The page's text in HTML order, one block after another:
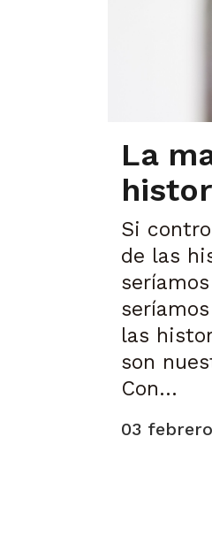
La
Si
de las
las
son
Con...
03